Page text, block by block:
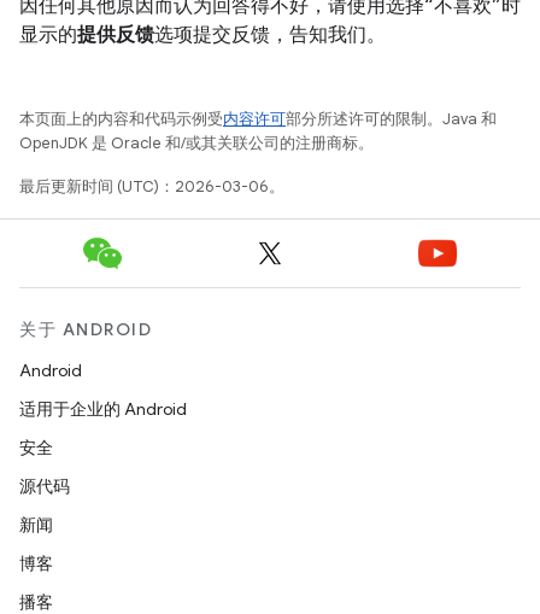
因任何其他原因而认为回答得不好，请使用选择“不喜欢”时
显示的提供反馈选项提交反馈，告知我们。
本页面上的内容和代码示例受内容许可部分所述许可的限制。Java 和
OpenJDK 是 Oracle 和/或其关联公司的注册商标。
最后更新时间 (UTC)：2026-03-06。
关于 ANDROID
Android
适用于企业的 Android
安全
源代码
新闻
博客
播客